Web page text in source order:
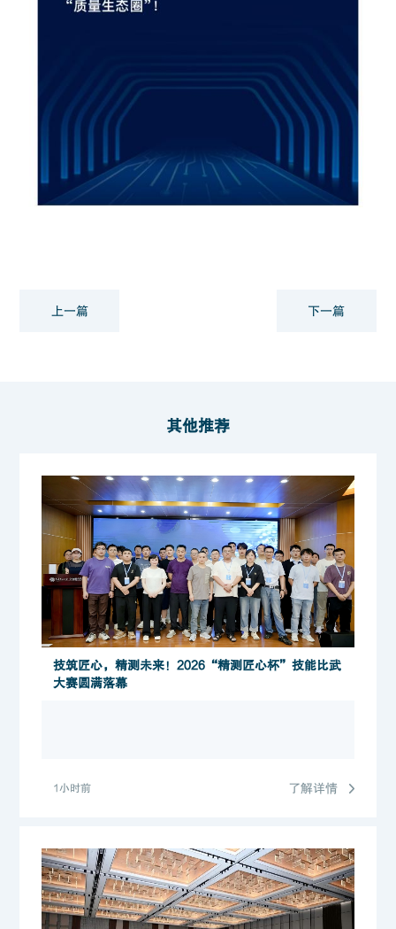
上一篇 下一篇
其他推荐
技筑匠心，精测未来！2026“精测匠心杯”技能比武
大赛圆满落幕
1小时前 了解详情